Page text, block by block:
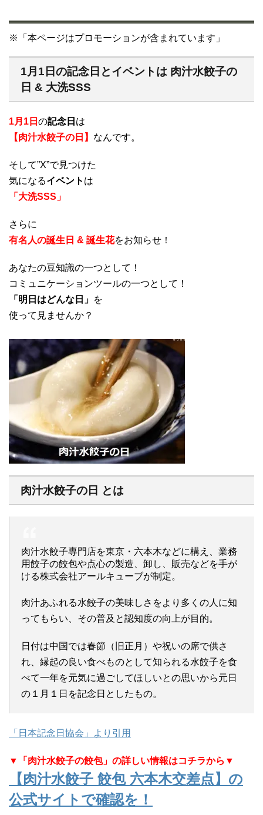
※「本ページはプロモーションが含まれています」
1月1日の記念日とイベントは 肉汁水餃子の
日 & 大洗SSS
1月1日 の記念日 は
【肉汁水餃子の日】 なんです。
そして”X”で見つけた
気になるイベント は
「大洗SSS」
さらに
有名人の誕生日 & 誕生花をお知らせ！
あなたの豆知識の一つとして！
コミュニケーションツールの一つとして！
「明日はどんな日」 を
使って見ませんか？
肉汁水餃子の日 とは
肉汁水餃子専門店を東京・六本木などに構え、業務
用餃子の餃包や点心の製造、卸し、販売などを手が
ける株式会社アールキューブが制定。
肉汁あふれる水餃子の美味しさをより多くの人に知
ってもらい、その普及と認知度の向上が目的。
日付は中国では春節（旧正月）や祝いの席で供さ
れ、縁起の良い食べものとして知られる水餃子を食
べて一年を元気に過ごしてほしいとの思いから元日
の１月１日を記念日としたもの。
「日本記念日協会」より引用
▼「肉汁水餃子の餃包」の詳しい情報はコチラから▼
【肉汁水餃子 餃包 六本木交差点】の
公式サイトで確認を！